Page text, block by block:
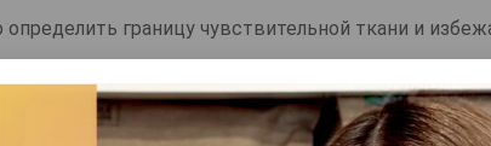
границу чувствительной ткани и
частиц, а встроенная пилочка позволяет